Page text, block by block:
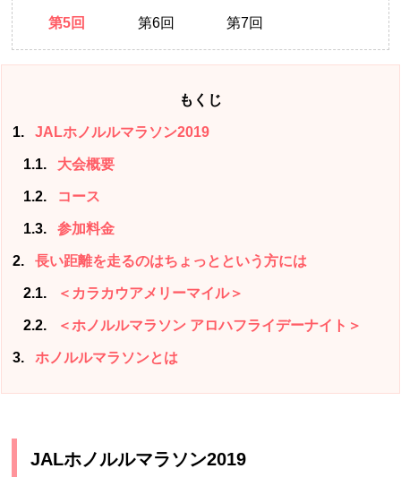
第5回 第6回 第7回
もくじ
1 JALホノルルマラソン2019
1.1 大会概要
1.2 コース
1.3 参加料金
2 長い距離を走るのはちょっとという方には
2.1 ＜カラカウアメリーマイル＞
2.2 ＜ホノルルマラソン アロハフライデーナイト＞
3 ホノルルマラソンとは
JALホノルルマラソン2019